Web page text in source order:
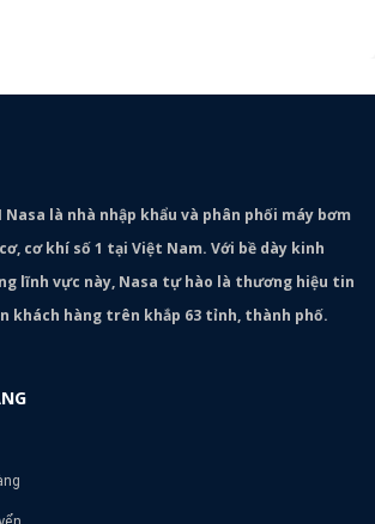
Nasa là nhà nhập khẩu và phân phối máy bơm
cơ khí số 1 tại Việt Nam. Với bề dày kinh
lĩnh vực này, Nasa tự hào là thương hiệu tin
khách hàng trên khắp 63 tỉnh, thành phố.